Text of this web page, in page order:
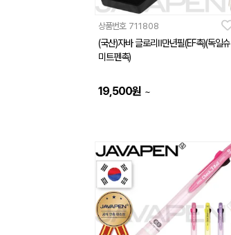
상품번호 711808
(국산)자바 글로리Ⅱ만년필(EF촉)(독일슈
미트펜촉)
19,500원 ~